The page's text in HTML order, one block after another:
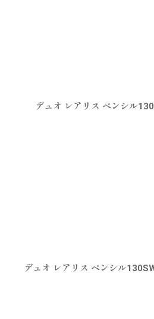
デュオ レアリス ペンシル
デュオ レアリス ペンシル